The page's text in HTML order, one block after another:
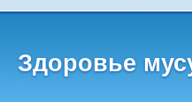
Здоровье